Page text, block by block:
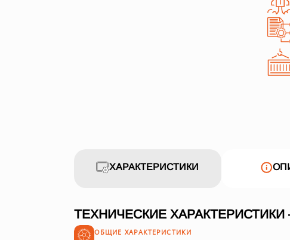
ХАРАКТЕРИСТИКИ
ТЕХНИЧЕСКИЕ
ОБЩИЕ ХАРАКТЕРИСТИКИ